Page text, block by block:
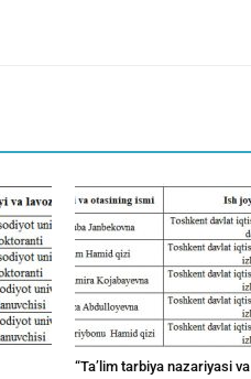
“Ta’lim tarbiya nazariyasi va